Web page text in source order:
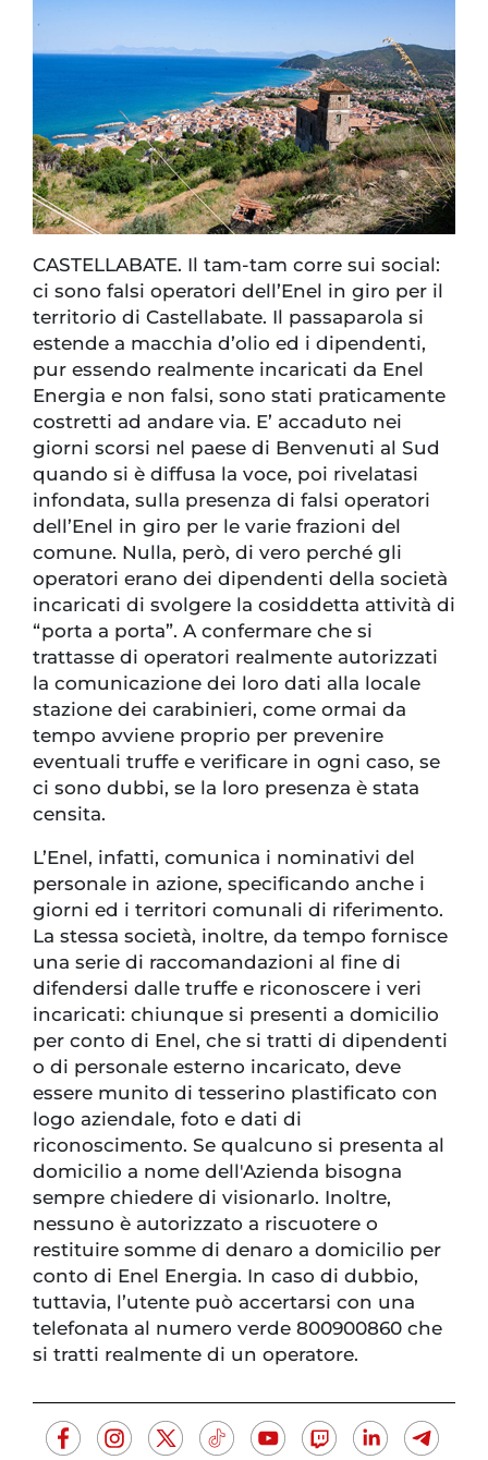
CASTELLABATE. Il tam-tam corre sui social:
ci sono falsi operatori dell’Enel in giro per il
territorio di Castellabate. Il passaparola si
estende a macchia d’olio ed i dipendenti,
pur essendo realmente incaricati da Enel
Energia e non falsi, sono stati praticamente
costretti ad andare via. E’ accaduto nei
giorni scorsi nel paese di Benvenuti al Sud
quando si è diffusa la voce, poi rivelatasi
infondata, sulla presenza di falsi operatori
dell’Enel in giro per le varie frazioni del
comune. Nulla, però, di vero perché gli
operatori erano dei dipendenti della società
incaricati di svolgere la cosiddetta attività di
“porta a porta”. A confermare che si
trattasse di operatori realmente autorizzati
la comunicazione dei loro dati alla locale
stazione dei carabinieri, come ormai da
tempo avviene proprio per prevenire
eventuali truffe e verificare in ogni caso, se
ci sono dubbi, se la loro presenza è stata
censita.
L’Enel, infatti, comunica i nominativi del
personale in azione, specificando anche i
giorni ed i territori comunali di riferimento.
La stessa società, inoltre, da tempo fornisce
una serie di raccomandazioni al fine di
difendersi dalle truffe e riconoscere i veri
incaricati: chiunque si presenti a domicilio
per conto di Enel, che si tratti di dipendenti
o di personale esterno incaricato, deve
essere munito di tesserino plastificato con
logo aziendale, foto e dati di
riconoscimento. Se qualcuno si presenta al
domicilio a nome dell'Azienda bisogna
sempre chiedere di visionarlo. Inoltre,
nessuno è autorizzato a riscuotere o
restituire somme di denaro a domicilio per
conto di Enel Energia. In caso di dubbio,
tuttavia, l’utente può accertarsi con una
telefonata al numero verde 800900860 che
si tratti realmente di un operatore.